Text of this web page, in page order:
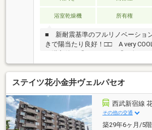
浴室乾燥機 所有権
■ 新耐震基準のフルリノベーショ
きで陽当たり良好！□□ A very COOL every LIFE ! □□
意しております！・金利上昇時の
え相談、繰上返済のタイミング、
し・・・etc・おウチの設備保証や
サービス・・・etcまずはお気軽に
せ。物件の詳細について、ご見学
番号までお気軽にご連絡下さい。お
リーダイヤル ：０１２０－５１０ー
ステイツ花小金井ヴェルパセオ
西武新宿線
その他の交通
築29年6ヶ月/5